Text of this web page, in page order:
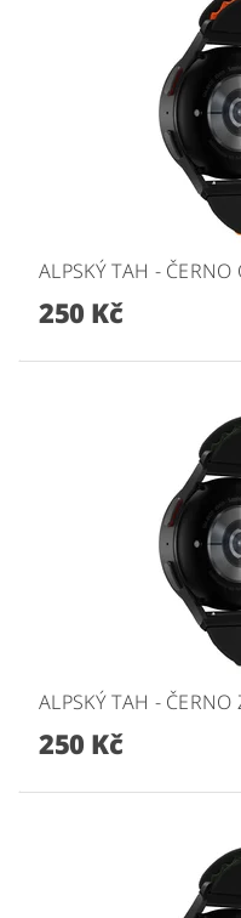
ALPSKÝ TAH -
250 Kč
ALPSKÝ TAH -
250 Kč